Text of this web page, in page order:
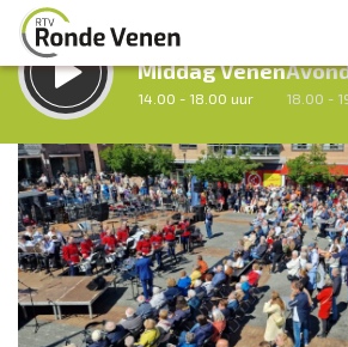
LUISTER LIVE:
Middag Venen
14.00 - 18.00 uur 18.00 -
Vorig uur uur 1 van 0
Inklappen